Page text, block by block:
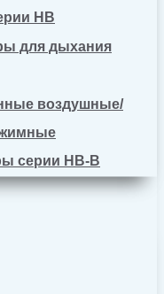
HB
для дыхания
воздушные/
серии HB-B